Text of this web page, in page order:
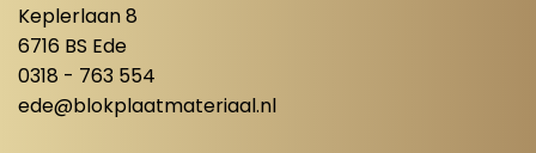
Keplerlaan 8
6716 BS Ede
0318 - 763 554
ede@blokplaatmateriaal.nl